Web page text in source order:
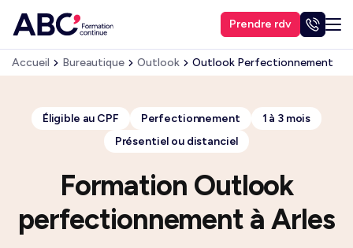
Prendre rdv
Accueil Bureautique Outlook Outlook Perfectionnement
Formation Outlook
perfectionnement à Arles
Éligible au CPF Perfectionnement
1 à 3 mois
Présentiel ou distanciel